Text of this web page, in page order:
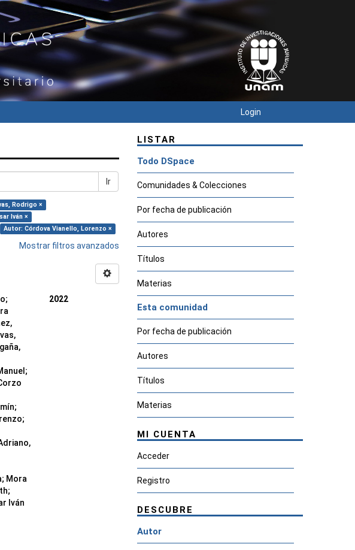
Login
Ir
Rodrigo ×
Iván ×
Autor: Córdova Vianello, Lorenzo ×
Mostrar filtros avanzados
;
;
;
;
; Mora
;
Iván
2022
LISTAR
Todo DSpace
Comunidades & Colecciones
Por fecha de publicación
Autores
Títulos
Materias
Esta comunidad
Por fecha de publicación
Autores
Títulos
Materias
MI CUENTA
Acceder
Registro
DESCUBRE
Autor